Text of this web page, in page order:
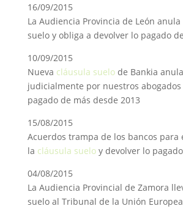
16/09/2015
La Audiencia Provincia de León
suelo y obliga a devolver lo pagado
10/09/2015
Nueva cláusula suelode Bankia
judicialmente por nuestros
pagado de más desde 2013
15/08/2015
Acuerdos trampa de los bancos
la cláusula sueloy devolver lo pagado
04/08/2015
La Audiencia Provincial de Zamora
suelo al Tribunal de la Unión Europea